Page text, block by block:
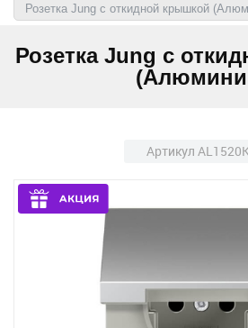
Розетка Jung с откидной крышкой
Розетка Jung с
Артикул